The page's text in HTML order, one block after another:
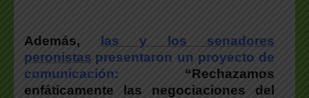
Además, las y los senadores
peronistas presentaron un proyecto de
comunicación: “Rechazamos
enfáticamente las negociaciones del